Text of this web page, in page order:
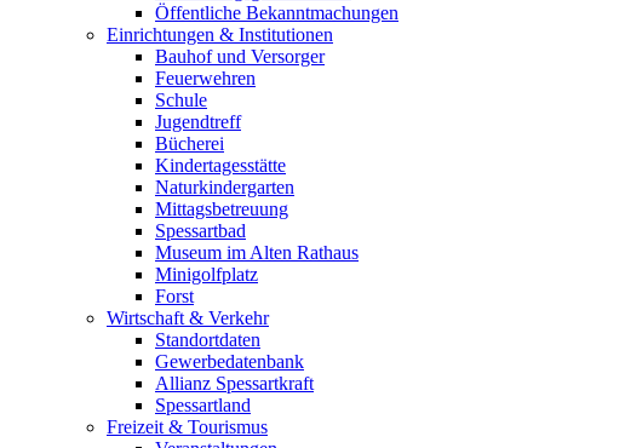
Öffentliche Bekanntmachungen
Einrichtungen & Institutionen
Bauhof und Versorger
Feuerwehren
Schule
Jugendtreff
Bücherei
Kindertagesstätte
Naturkindergarten
Mittagsbetreuung
Spessartbad
Museum im Alten Rathaus
Minigolfplatz
Forst
Wirtschaft & Verkehr
Standortdaten
Gewerbedatenbank
Allianz Spessartkraft
Spessartland
Freizeit & Tourismus